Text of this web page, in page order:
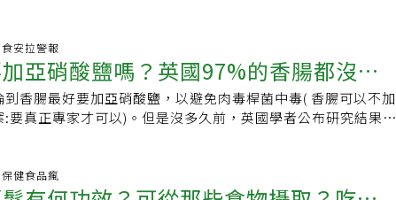
安拉警報
亞硝酸鹽嗎？英國97%的香腸都沒
香腸最好要加亞硝酸鹽，以避免肉毒桿菌中毒( 香腸可以不加
要真正專家才可以)。但是沒多久前，英國學者公布研究結果，
健食品瘋